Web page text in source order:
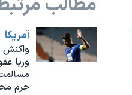
آمريکا
واکنش
وریا
جرم